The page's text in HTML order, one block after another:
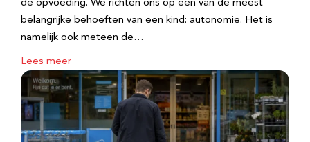
de opvoeding. We richten ons op één van de meest
belangrijke behoeften van een kind: autonomie. Het is
namelijk ook meteen de…
Lees meer